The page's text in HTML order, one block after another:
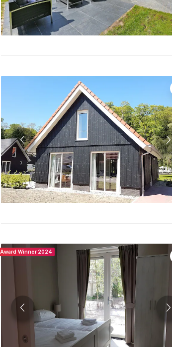
Award Winner 2024